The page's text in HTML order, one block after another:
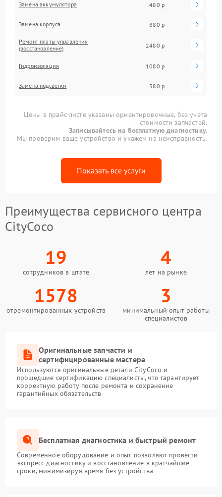
Замена аккумулятора 480 р
Замена корпуса 880 р
Ремонт платы управления
(восстановление)
2480 р
Гидроизоляция 1080 р
Замена подсветки 380 р
Цены в прайс-листе указаны ориентировочные, без учета
стоимости запчастей.
Записывайтесь на бесплатную диагностику.
Мы проверим ваше устройство и укажем на неисправность.
Показать все услуги
Преимущества сервисного центра
CityCoco
19
сотрудников в штате
4
лет на рынке
1578
отремонтированных устройств
3
минимальный опыт работы
специалистов
Оригинальные запчасти и
сертифицированные мастера
Используются оригинальные детали CityCoco и
прошедшие сертификацию специалисты, что гарантирует
корректную работу после ремонта и сохранение
гарантийных обязательств
Бесплатная диагностика и быстрый ремонт
Современное оборудование и опыт позволяют провести
экспресс-диагностику и восстановление в кратчайшие
сроки, минимизируя время без устройства